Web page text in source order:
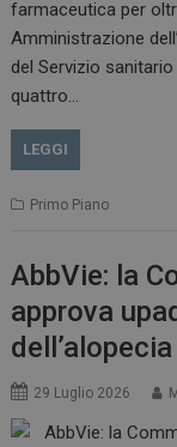
farmaceutica per
Amministrazione
del Servizio
quattro…
LEGGI
Primo Piano
AbbVie: la
approva
29 Luglio 2026